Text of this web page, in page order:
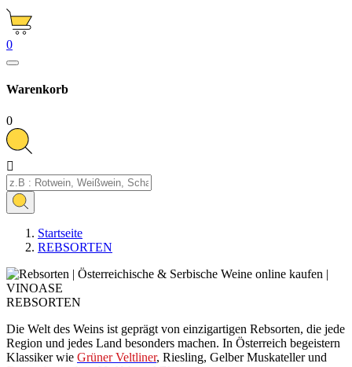
0
Warenkorb
0

Startseite
REBSORTEN
REBSORTEN
Die Welt des Weins ist geprägt von einzigartigen Rebsorten, die jede
Region und jedes Land besonders machen. In Österreich begeistern
Klassiker wie Grüner Veltliner, Riesling, Gelber Muskateller und